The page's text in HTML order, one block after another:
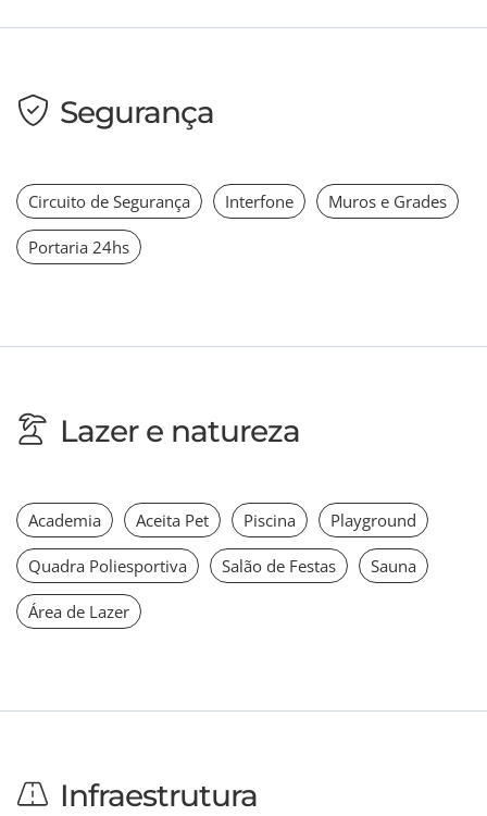
Segurança
Circuito de Segurança Interfone Muros e Grades
Portaria 24hs
Lazer e natureza
Academia Aceita Pet Piscina Playground
Quadra Poliesportiva Salão de Festas Sauna
Área de Lazer
Infraestrutura